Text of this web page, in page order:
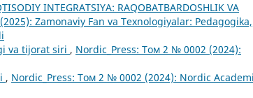
INTEGRATSIYA: RAQOBATBARDOSHLIK VA
Zamonaviy Fan va Texnologiyalar: Pedagogika,
va tijorat siri , Nordic_Press: Том 2 № 0002 (2024):
, Nordic_Press: Том 2 № 0002 (2024): Nordic